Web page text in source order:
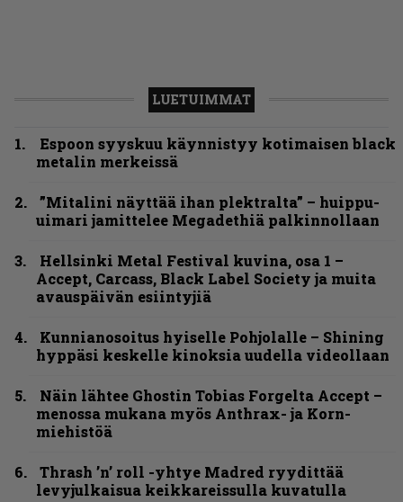
LUETUIMMAT
Espoon syyskuu käynnistyy kotimaisen black
metalin merkeissä
”Mitalini näyttää ihan plektralta” – huippu-
uimari jamittelee Megadethiä palkinnollaan
Hellsinki Metal Festival kuvina, osa 1 –
Accept, Carcass, Black Label Society ja muita
avauspäivän esiintyjiä
Kunnianosoitus hyiselle Pohjolalle – Shining
hyppäsi keskelle kinoksia uudella videollaan
Näin lähtee Ghostin Tobias Forgelta Accept –
menossa mukana myös Anthrax- ja Korn-
miehistöä
Thrash ’n’ roll -yhtye Madred ryydittää
levyjulkaisua keikkareissulla kuvatulla